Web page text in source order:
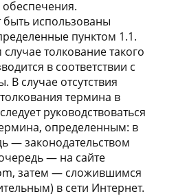
быть использованы
пунктом 1.1.
толкование такого
в соответствии с
В случае отсутствия
термина в
руководствоваться
определенным: в
— законодательством
— на сайте
затем — сложившимся
в сети Интернет.